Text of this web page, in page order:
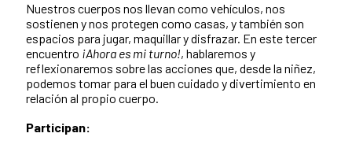
Nuestros cuerpos nos llevan como vehículos, nos
sostienen y nos protegen como casas, y también son
espacios para jugar, maquillar y disfrazar. En este tercer
encuentro ¡Ahora es mi turno!, hablaremos y
reflexionaremos sobre las acciones que, desde la niñez,
podemos tomar para el buen cuidado y divertimiento en
relación al propio cuerpo.
Participan: